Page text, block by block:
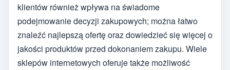
klientów również wpływa na świadome
podejmowanie decyzji zakupowych; można łatwo
znaleźć najlepszą ofertę oraz dowiedzieć się więcej o
jakości produktów przed dokonaniem zakupu. Wiele
sklepów internetowych oferuje także możliwość